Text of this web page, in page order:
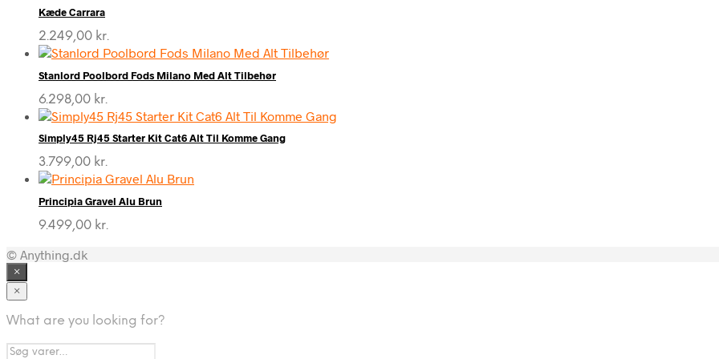
Kæde Carrara
2.249,00 kr.
Stanlord Poolbord Fods Milano Med Alt Tilbehør
6.298,00 kr.
Simply45 Rj45 Starter Kit Cat6 Alt Til Komme Gang
3.799,00 kr.
Principia Gravel Alu Brun
9.499,00 kr.
© Anything.dk
×
×
What are you looking for?